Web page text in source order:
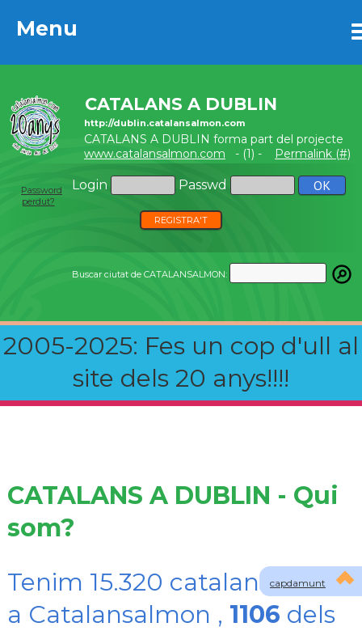
Menu
CATALANS A DUBLIN
http://dublin.catalansalmon.com
CATALANS A DUBLIN forma part del projecte
www.catalansalmon.com - (1) - Permalink (#)
Login Passwd
Password
perdut?
REGISTRA'T
Buscar ciutat de CATALANSALMON:
2005-2025: Fes un cop d'ull al
site dels 20 anys!!!!
Menu
capdamunt
CATALANS A DUBLIN - Qui
som?
Tenim 15.320 catalans
a Catalansalmon , 1106 dels